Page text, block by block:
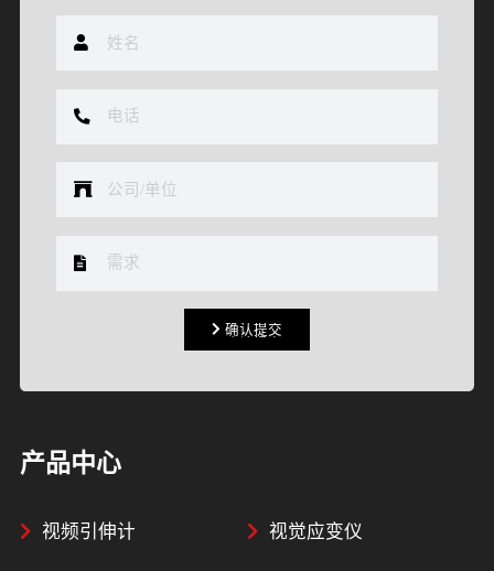
确认提交
产品中心
视频引伸计 视觉应变仪